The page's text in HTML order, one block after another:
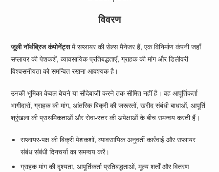
विवरण
जूली नॉर्थब्रिज कंपोनेंट्समें सप्लायर की सेल्स मैनेजर हैं, एक विनिर्माण कंपनी जहाँ
सप्लायर की पेशकशें, व्यावसायिक प्रतिबद्धताएँ, ग्राहक की मांग और डिलीवरी
विश्वसनीयता को समन्वित रखना आवश्यक है।
उनकी भूमिका केवल बेचने या सौदेबाजी करने तक सीमित नहीं है। वह आपूर्तिकर्ता
भागीदारों, ग्राहक की मांग, आंतरिक बिक्री की जरूरतों, खरीद संबंधी बाधाओं, आपूर्ति
श्रृंखला की प्राथमिकताओं और सेवा-स्तर की अपेक्षाओं के बीच समन्वय करती हैं।
सप्लायर-पक्ष की बिक्री पेशकशों, व्यावसायिक अनुवर्ती कार्रवाई और सप्लायर
संबंध संबंधी दिनचर्या का समन्वय करें।
ग्राहक मांग की दृश्यता, आपूर्तिकर्ता प्रतिबद्धताओं, मूल्य शर्तों और वितरण